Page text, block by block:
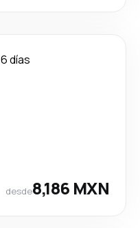
6 días
desde8,186 MXN